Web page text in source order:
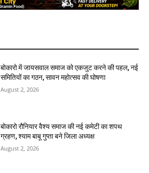
बोकारो में जायसवाल समाज को एकजुट करने की पहल, नई
समितियों का गठन, सावन महोत्सव की घोषणा
August 2, 2026
बोकारो रौनियार वैश्य समाज की नई कमेटी का शपथ
ग्रहण, श्याम बाबू गुप्ता बने जिला अध्यक्ष
August 2, 2026